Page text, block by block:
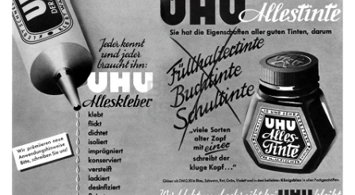
UHU UHU GmbH & Co KG 1953